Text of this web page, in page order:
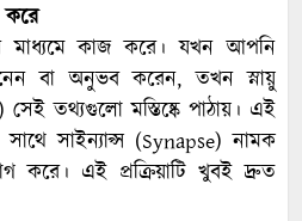
করে
মাধ্যমে কাজ করে। যখন আপনি
বা অনুভব করেন, তখন স্নায়ু
তথ্যগুলো মস্তিষ্কে পাঠায়। এই
সাইন্যাপ্স (Synapse) নামক
করে। এই প্রক্রিয়াটি খুবই দ্রুত